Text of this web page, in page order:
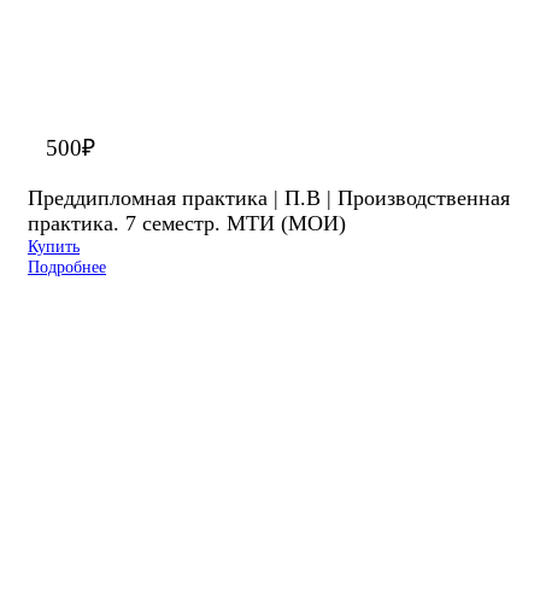
500₽
Преддипломная практика | П.В | Производственная
практика. 7 семестр. МТИ (МОИ)
Купить
Подробнее